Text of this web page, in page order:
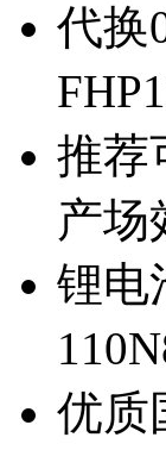
代换
推荐
产场
锂电
优质